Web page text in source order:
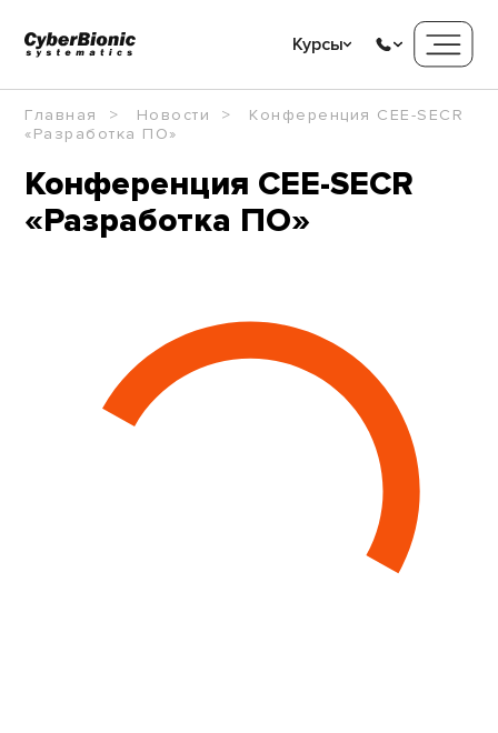
Курсы
Главная Новости
Конференция CEE-SECR
«Разработка ПО»
Конференция CEE-SECR
«Разработка ПО»